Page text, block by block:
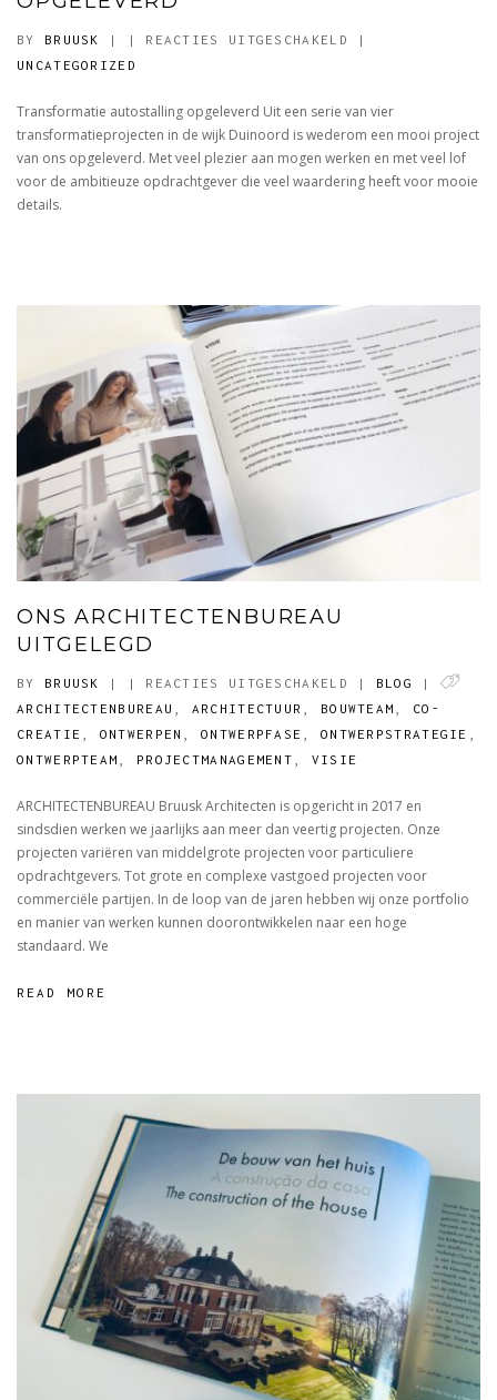
BY BRUUSK | | REACTIES UITGESCHAKELD VOOR
OPGELEVERD
|
UNCATEGORIZED
Transformatie autostalling opgeleverd Uit een serie van vier
transformatieprojecten in de wijk Duinoord is wederom een mooi project
van ons opgeleverd. Met veel plezier aan mogen werken en met veel lof
voor de ambitieuze opdrachtgever die veel waardering heeft voor mooie
details.
ONS ARCHITECTENBUREAU
UITGELEGD
BY BRUUSK | | REACTIES UITGESCHAKELD VOOR
ONS
UITGELEGD
| BLOG
|
ARCHITECTENBUREAU
ARCHITECTUUR BOUWTEAM
CO-
CREATIE
ONTWERPEN ,ONTWERPFASE ONTWERPSTRATEGIE
ONTWERPTEAM
PROJECTMANAGEMENT VISIE
ARCHITECTENBUREAU Bruusk Architecten is opgericht in 2017 en
sindsdien werken we jaarlijks aan meer dan veertig projecten. Onze
projecten variëren van middelgrote projecten voor particuliere
opdrachtgevers. Tot grote en complexe vastgoed projecten voor
commerciële partijen. In de loop van de jaren hebben wij onze portfolio
en manier van werken kunnen doorontwikkelen naar een hoge
standaard. We
READ MORE